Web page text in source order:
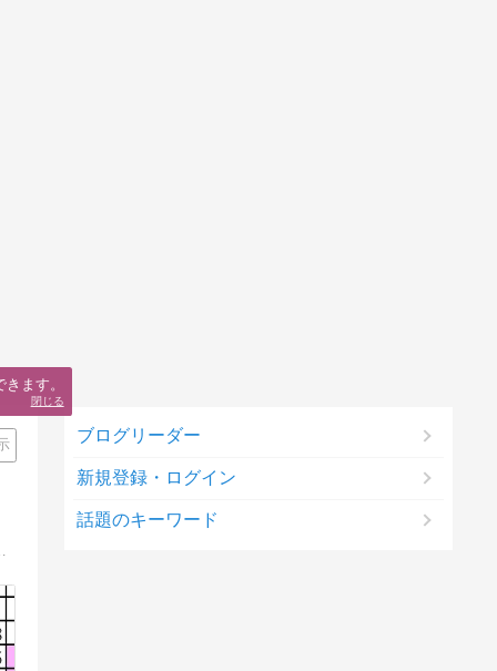
ブログリーダー
新規登録・ログイン
話題のキーワード
ます。
閉じる